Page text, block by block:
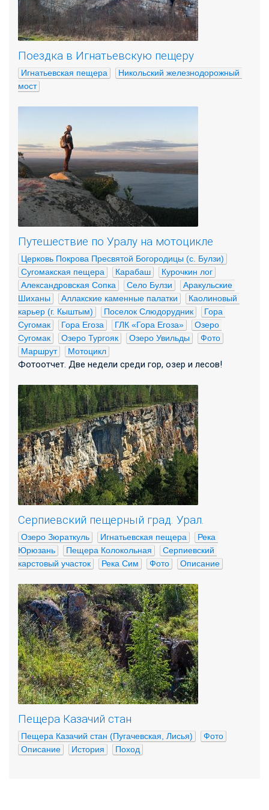
Поездка в Игнатьевскую пещеру
Игнатьевская пещера
Никольский железнодорожный
мост
Путешествие по Уралу на мотоцикле
Церковь Покрова Пресвятой Богородицы (с. Булзи)
Сугомакская пещера
Карабаш
Курочкин лог
Александровская Сопка
Село Булзи
Аракульские
Шиханы
Аллакские каменные палатки
Каолиновый
карьер (г. Кыштым)
Поселок Слюдорудник
Гора
Сугомак
Гора Егоза ГЛК «Гора Егоза»
Озеро
Сугомак
Озеро Тургояк Озеро Увильды
Фото
Маршрут
Мотоцикл
Фотоотчет. Две недели среди гор, озер и лесов!
Серпиевский пещерный град. Урал.
Озеро Зюраткуль Игнатьевская пещера
Река
Юрюзань
Пещера Колокольная
Серпиевский
карстовый участок
Река Сим Фото Описание
Пещера Казачий стан
Пещера Казачий стан (Пугачевская, Лисья)
Фото
Описание
История Поход